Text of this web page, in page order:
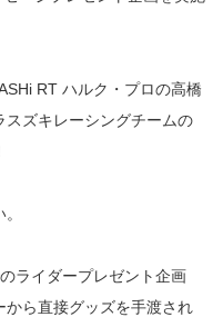
RT ハルク・プロの高橋
ズキレーシングチームの
ライダープレゼント企画
から直接グッズを手渡され